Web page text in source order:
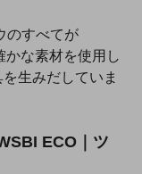
のすべてが
かな素材を使用し
生みだしていま
ECO｜ツ